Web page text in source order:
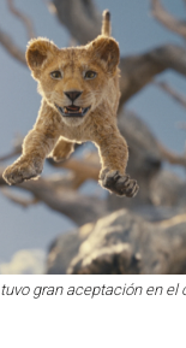
tuvo gran aceptación en